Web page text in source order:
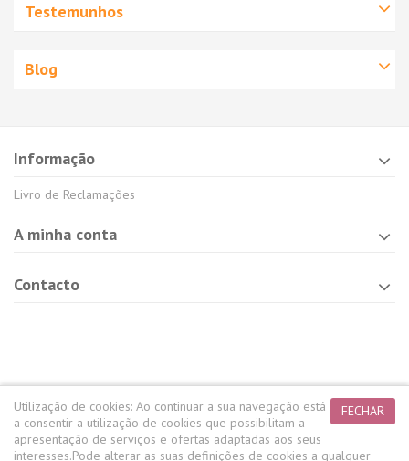
Testemunhos
Blog
Informação
Livro de Reclamações
A minha conta
Contacto
FECHAR
Utilização de cookies: Ao continuar a sua navegação está
a consentir a utilização de cookies que possibilitam a
apresentação de serviços e ofertas adaptadas aos seus
interesses.Pode alterar as suas definições de cookies a qualquer